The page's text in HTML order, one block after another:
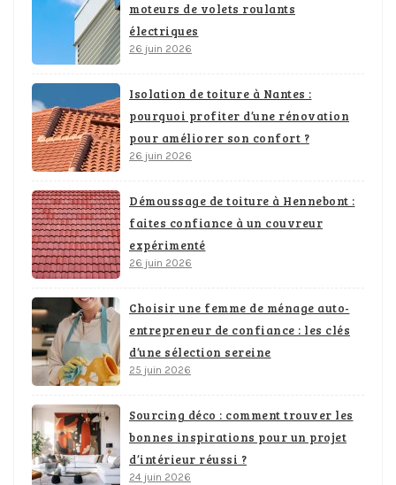
moteurs de volets roulants
électriques
26 juin 2026
Isolation de toiture à Nantes :
pourquoi profiter d’une rénovation
pour améliorer son confort ?
26 juin 2026
Démoussage de toiture à Hennebont :
faites confiance à un couvreur
expérimenté
26 juin 2026
Choisir une femme de ménage auto-
entrepreneur de confiance : les clés
d’une sélection sereine
25 juin 2026
Sourcing déco : comment trouver les
bonnes inspirations pour un projet
d’intérieur réussi ?
24 juin 2026